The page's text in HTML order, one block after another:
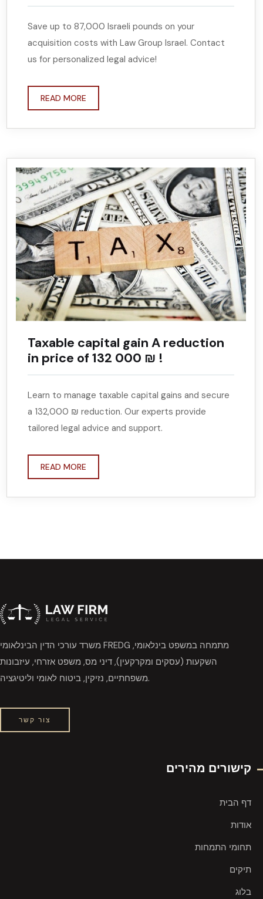
Save up to 87,000 Israeli pounds on your
acquisition costs with Law Group Israel. Contact
us for personalized legal advice!
READ MORE
Taxable capital gain A reduction
in price of 132 000 ₪ !
Learn to manage taxable capital gains and secure
a 132,000 ₪ reduction. Our experts provide
tailored legal advice and support.
READ MORE
משרד עורכי הדין הבינלאומי FREDG מתמחה במשפט בינלאומי,
השקעות (עסקים ומקרקעין), דיני מס, משפט אזרחי, עיזבונות
משפחתיים, נזיקין, ביטוח לאומי וליטיגציה.
צור קשר
קישורים מהירים
דף הבית
אודות
תחומי התמחות
תיקים
בלוג